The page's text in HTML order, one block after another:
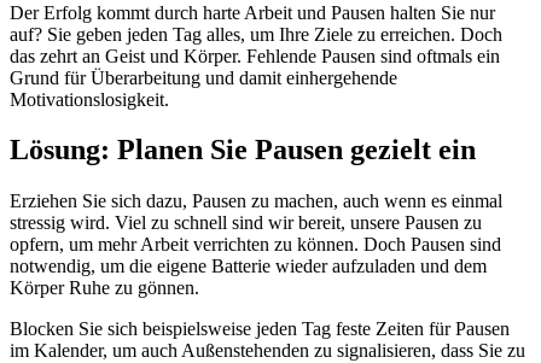
Der Erfolg kommt durch harte Arbeit und Pausen halten Sie nur
auf? Sie geben jeden Tag alles, um Ihre Ziele zu erreichen. Doch
das zehrt an Geist und Körper. Fehlende Pausen sind oftmals ein
Grund für Überarbeitung und damit einhergehende
Motivationslosigkeit.
Lösung: Planen Sie Pausen gezielt ein
Erziehen Sie sich dazu, Pausen zu machen, auch wenn es einmal
stressig wird. Viel zu schnell sind wir bereit, unsere Pausen zu
opfern, um mehr Arbeit verrichten zu können. Doch Pausen sind
notwendig, um die eigene Batterie wieder aufzuladen und dem
Körper Ruhe zu gönnen.
Blocken Sie sich beispielsweise jeden Tag feste Zeiten für Pausen
im Kalender, um auch Außenstehenden zu signalisieren, dass Sie zu